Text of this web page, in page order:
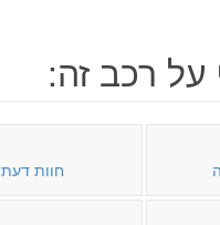
על רכב זה:
חוות דעת